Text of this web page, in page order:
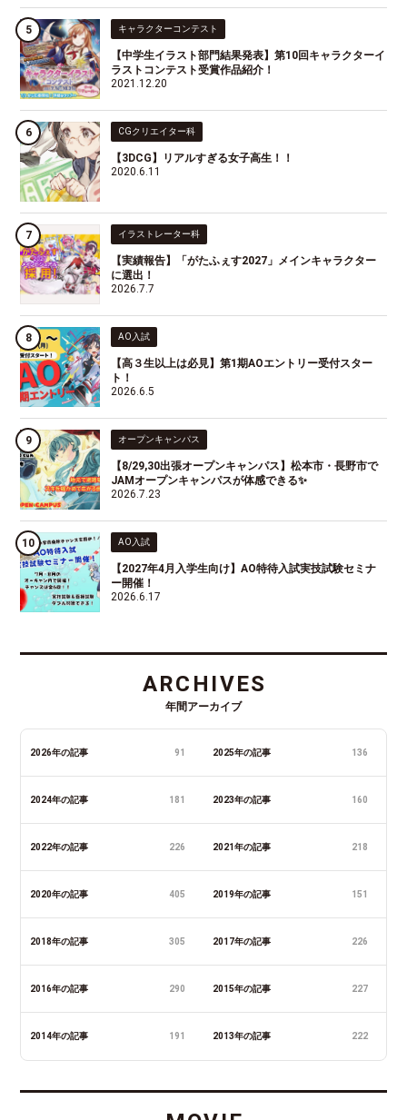
キャラクターコンテスト
【中学生イラスト部門結果発表】第10回キャラクターイ
ラストコンテスト受賞作品紹介！
2021.12.20
CGクリエイター科
【3DCG】リアルすぎる女子高生！！
2020.6.11
イラストレーター科
【実績報告】「がたふぇす2027」メインキャラクター
に選出！
2026.7.7
AO入試
【高３生以上は必見】第1期AOエントリー受付スター
ト！
2026.6.5
オープンキャンパス
【8/29,30出張オープンキャンパス】松本市・長野市で
JAMオープンキャンパスが体感できる✨
2026.7.23
AO入試
【2027年4月入学生向け】AO特待入試実技試験セミナ
ー開催！
2026.6.17
ARCHIVES
年間アーカイブ
2026年の記事 91 2025年の記事 136
2024年の記事 181 2023年の記事 160
2022年の記事 226 2021年の記事 218
2020年の記事 405 2019年の記事 151
2018年の記事 305 2017年の記事 226
2016年の記事 290 2015年の記事 227
2014年の記事 191 2013年の記事 222